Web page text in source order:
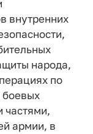
внутренних
народа,
по
боевых
частями,
армии, в